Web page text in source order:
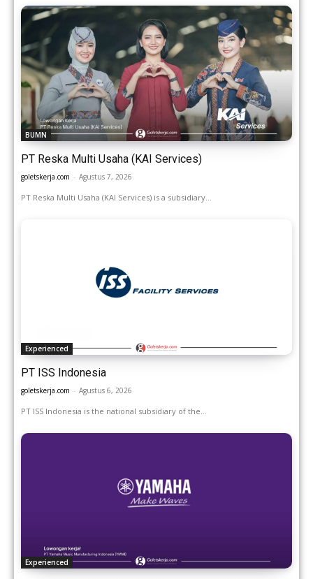
BUMN
PT Reska Multi Usaha (KAI Services)
goletskerja.com - Agustus 7, 2026
PT Reska Multi Usaha (KAI Services) is a subsidiary...
Experienced
PT ISS Indonesia
goletskerja.com - Agustus 6, 2026
PT ISS Indonesia is the national subsidiary of the...
Experienced